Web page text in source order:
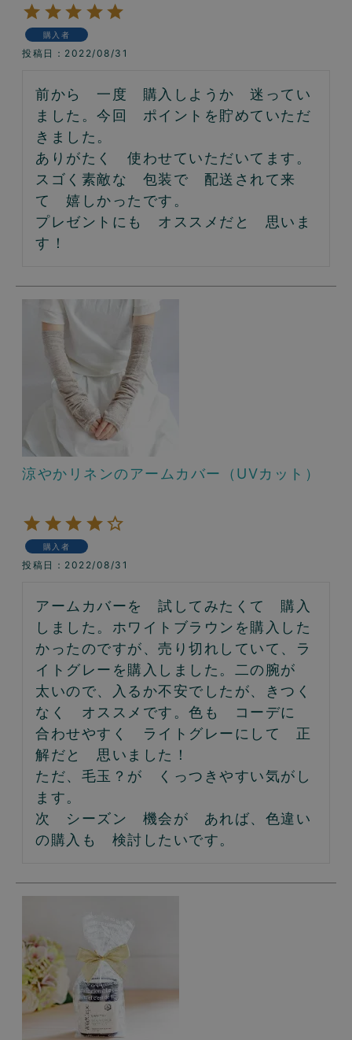
購入者
投稿日 2022/08/31
前から　一度　購入しようか　迷ってい
ました。今回　ポイントを貯めていただ
きました。
ありがたく　使わせていただいてます。
スゴく素敵な　包装で　配送されて来
て　嬉しかったです。
プレゼントにも　オススメだと　思いま
す！
涼やかリネンのアームカバー（UVカット）
購入者
投稿日 2022/08/31
アームカバーを　試してみたくて　購入
しました。ホワイトブラウンを購入した
かったのですが、売り切れしていて、ラ
イトグレーを購入しました。二の腕が
太いので、入るか不安でしたが、きつく
なく　オススメです。色も　コーデに
合わせやすく　ライトグレーにして　正
解だと　思いました！
ただ、毛玉？が　くっつきやすい気がし
ます。
次　シーズン　機会が　あれば、色違い
の購入も　検討したいです。